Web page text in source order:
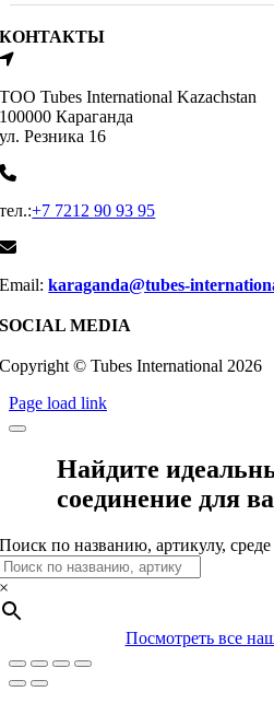
КОНТАКТЫ
ТОО Tubes International Kazachstan
100000 Караганда
ул. Резника 16
тел.:+7 7212 90 93 95
Email:karaganda@tubes-
SOCIAL MEDIA
Copyright © Tubes International 2026
Page load link
Найдите
соединение для
Поиск по названию, артикулу,
×
Посмотреть все